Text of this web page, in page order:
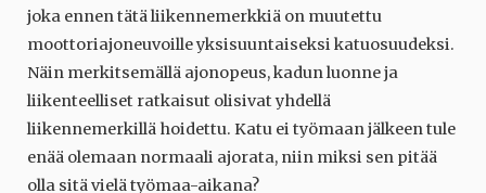
joka ennen tätä liikennemerkkiä on muutettu
moottoriajoneuvoille yksisuuntaiseksi katuosuudeksi.
Näin merkitsemällä ajonopeus, kadun luonne ja
liikenteelliset ratkaisut olisivat yhdellä
liikennemerkillä hoidettu. Katu ei työmaan jälkeen tule
enää olemaan normaali ajorata, niin miksi sen pitää
olla sitä vielä työmaa-aikana?